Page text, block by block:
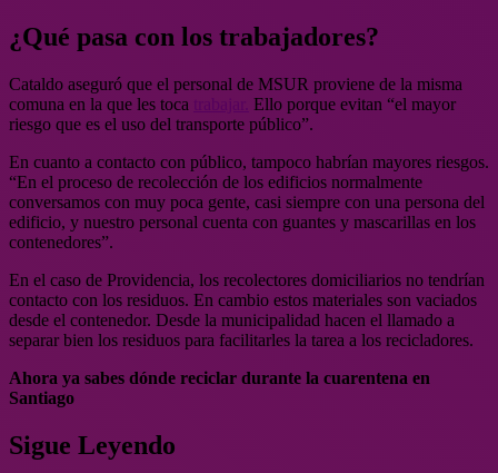
¿Qué pasa con los trabajadores?
Cataldo aseguró que el personal de MSUR proviene de la misma
comuna en la que les toca
Ello porque evitan “el mayor
riesgo que es el uso del transporte público”.
En cuanto a contacto con público, tampoco habrían mayores riesgos.
“En el proceso de recolección de los edificios normalmente
conversamos con muy poca gente, casi siempre con una persona del
edificio, y nuestro personal cuenta con guantes y mascarillas en los
contenedores”.
En el caso de Providencia, los recolectores domiciliarios no tendrían
contacto con los residuos. En cambio estos materiales son vaciados
desde el contenedor. Desde la municipalidad hacen el llamado a
separar bien los residuos para facilitarles la tarea a los recicladores.
Ahora ya sabes dónde reciclar durante la cuarentena en
Santiago
Sigue Leyendo